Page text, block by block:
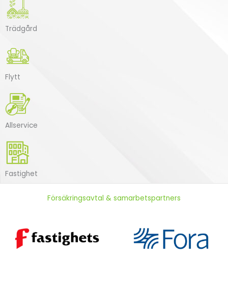
Trädgård
Flytt
Allservice
Fastighet
Försäkringsavtal & samarbetspartners